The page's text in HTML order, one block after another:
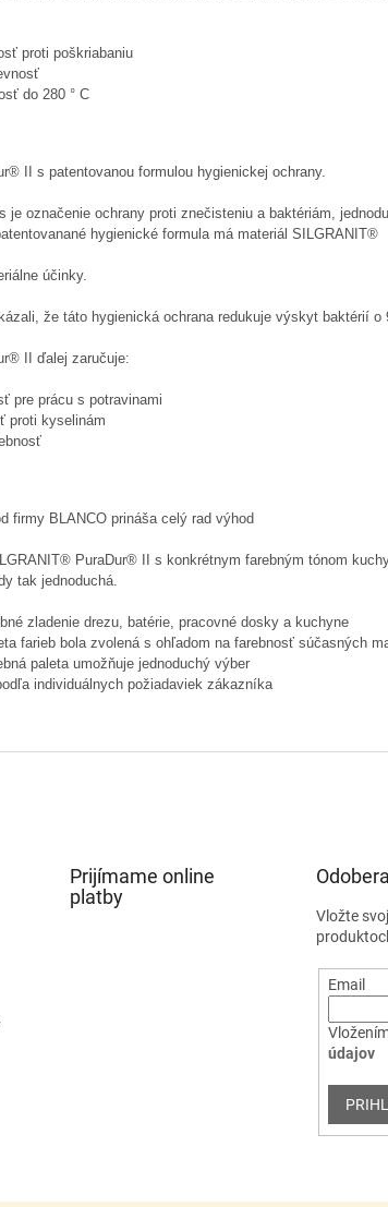
proti poškriabaniu
do 280 ° C
II s patentovanou formulou hygienickej ochrany.
je označenie ochrany proti znečisteniu a baktériám,
hygienické formula má materiál SILGRANIT®
účinky.
že táto hygienická ochrana redukuje výskyt baktérií o
II ďalej zaručuje:
pre prácu s potravinami
proti kyselinám
firmy BLANCO prináša celý rad výhod
PuraDur® II s konkrétnym farebným tónom
tak jednoduchá.
zladenie drezu, batérie, pracovné dosky a kuchyne
farieb bola zvolená s ohľadom na farebnosť súčasných
paleta umožňuje jednoduchý výber
individuálnych požiadaviek zákazníka
Prijímame online
platby
Vložte
Email
údajov